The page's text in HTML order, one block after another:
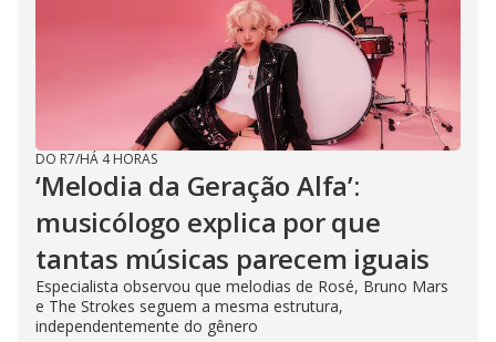
DO R7/HÁ 4 HORAS
‘Melodia da Geração Alfa’:
musicólogo explica por que
tantas músicas parecem iguais
Especialista observou que melodias de Rosé, Bruno Mars
e The Strokes seguem a mesma estrutura,
independentemente do gênero